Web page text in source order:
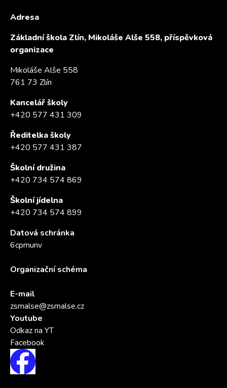
Adresa
Základní škola Zlín, Mikoláše Alše 558, příspěvková
organizace
Mikoláše Alše 558
761 73 Zlín
Kancelář školy
+420 577 431 309
Ředitelka školy
+420 577 431 387
Školní družina
+420 734 574 869
Školní jídelna
+420 734 574 899
Datová schránka
6cpmunv
Organizační schéma
E-mail
zsmalse@zsmalse.cz
Youtube
Odkaz na YT
Facebook